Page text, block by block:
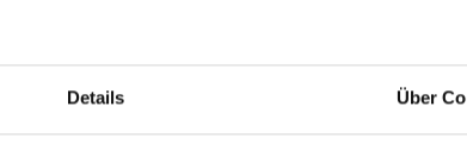
Details Über
226.45 CHF